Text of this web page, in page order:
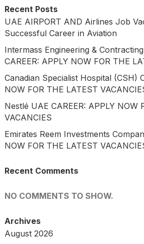
Recent Posts
UAE AIRPORT AND Airlines Job
Successful Career in Aviation
Intermass Engineering &
CAREER: APPLY NOW FOR THE
Canadian Specialist Hospital (CSH)
NOW FOR THE LATEST
Nestlé UAE CAREER: APPLY NOW
VACANCIES
Emirates Reem Investments
NOW FOR THE LATEST
Recent Comments
NO COMMENTS TO SHOW.
Archives
August 2026